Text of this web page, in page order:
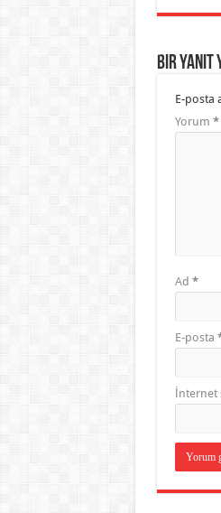
Bir yanıt
E-posta
Yorum *
Ad *
E-posta
İnternet